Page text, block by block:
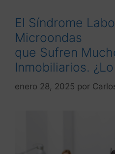
El Síndrome
Microondas
que Sufren
Inmobiliarios.
enero 28, 2025 por